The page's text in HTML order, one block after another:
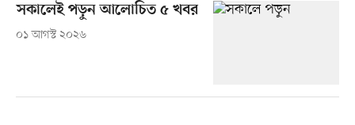
সকালেই পড়ুন আলোচিত ৫ খবর
০১ আগস্ট ২০২৬